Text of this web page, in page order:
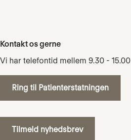
Kontakt os gerne
Vi har telefontid mellem 9.30 - 15.00
Ring til Patienterstatningen
Tilmeld nyhedsbrev